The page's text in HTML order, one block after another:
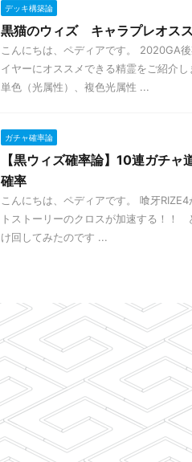
デッキ構築論
黒猫のウィズ キャラプレオス
こんにちは、ペディアです。 2020GA
イヤーにオススメできる精霊をご紹介し
単色（光属性）、複色光属性 ...
ガチャ確率論
【黒ウィズ確率論】10連ガチ
確率
こんにちは、ペディアです。 喰牙
トストーリーのクロスが加速する！！
け回してみたのです ...